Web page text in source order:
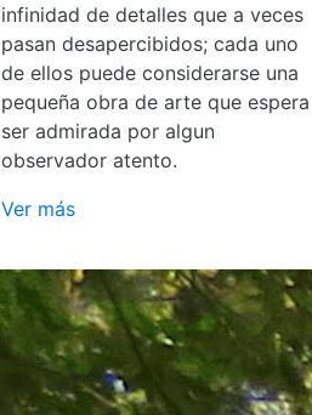
infinidad de detalles que a veces
pasan desapercibidos; cada uno
de ellos puede considerarse una
pequeña obra de arte que espera
ser admirada por algun
observador atento.
Ver más